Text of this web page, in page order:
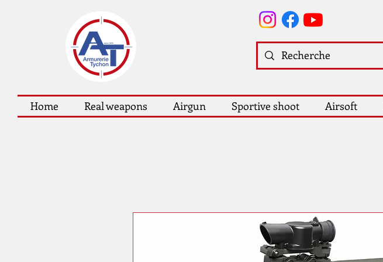
Home Real weapons Airgun Sportive shoot Airsoft